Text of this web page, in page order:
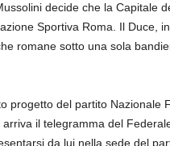
decide che la Capitale
Sportiva Roma. Il Duce,
romane sotto una sola
progetto del partito Nazionale
il telegramma del
da lui nella sede del